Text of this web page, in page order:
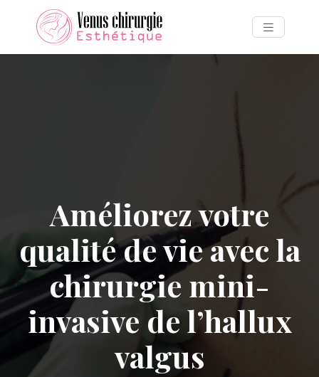
Améliorez votre
qualité de vie avec la
chirurgie mini-
invasive de l’hallux
valgus